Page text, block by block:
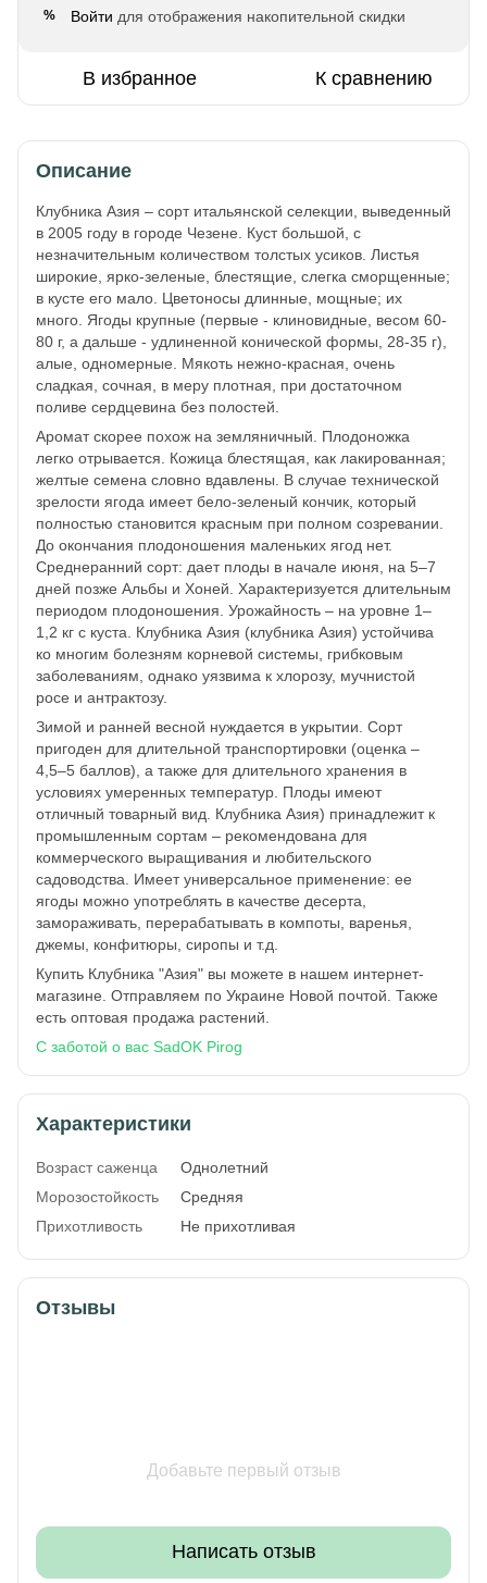
% Войти для отображения накопительной скидки
В избранное К сравнению
Описание
Клубника Азия – сорт итальянской селекции, выведенный
в 2005 году в городе Чезене. Куст большой, с
незначительным количеством толстых усиков. Листья
широкие, ярко-зеленые, блестящие, слегка сморщенные;
в кусте его мало. Цветоносы длинные, мощные; их
много. Ягоды крупные (первые - клиновидные, весом 60-
80 г, а дальше - удлиненной конической формы, 28-35 г),
алые, одномерные. Мякоть нежно-красная, очень
сладкая, сочная, в меру плотная, при достаточном
поливе сердцевина без полостей.
Аромат скорее похож на земляничный. Плодоножка
легко отрывается. Кожица блестящая, как лакированная;
желтые семена словно вдавлены. В случае технической
зрелости ягода имеет бело-зеленый кончик, который
полностью становится красным при полном созревании.
До окончания плодоношения маленьких ягод нет.
Среднеранний сорт: дает плоды в начале июня, на 5–7
дней позже Альбы и Хоней. Характеризуется длительным
периодом плодоношения. Урожайность – на уровне 1–
1,2 кг с куста. Клубника Азия (клубника Азия) устойчива
ко многим болезням корневой системы, грибковым
заболеваниям, однако уязвима к хлорозу, мучнистой
росе и антрактозу.
Зимой и ранней весной нуждается в укрытии. Сорт
пригоден для длительной транспортировки (оценка –
4,5–5 баллов), а также для длительного хранения в
условиях умеренных температур. Плоды имеют
отличный товарный вид. Клубника Азия) принадлежит к
промышленным сортам – рекомендована для
коммерческого выращивания и любительского
садоводства. Имеет универсальное применение: ее
ягоды можно употреблять в качестве десерта,
замораживать, перерабатывать в компоты, варенья,
джемы, конфитюры, сиропы и т.д.
Купить Клубника "Азия" вы можете в нашем интернет-
магазине. Отправляем по Украине Новой почтой. Также
есть оптовая продажа растений.
С заботой о вас SadOK Pirog
Характеристики
Возраст саженца
Однолетний
Морозостойкость
Средняя
Прихотливость
Не прихотливая
Отзывы
Добавьте первый отзыв
Написать отзыв